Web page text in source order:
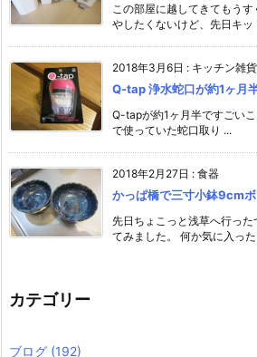
この部屋に越してきてもう
やしたくないけど、先日キッ
2018年3月6日 : キッチン雑貨
Q-tap 浄水蛇口が約1ヶ月
Q-tapが約1ヶ月半ですごい
で使っていた蛇口取り ...
2018年2月27日 : 食器
かっぱ橋で三寸小鉢9cm
先日ちょこっと浅草へ行っ
てみました。 何か気に入った
カテゴリー
ブログ (192)